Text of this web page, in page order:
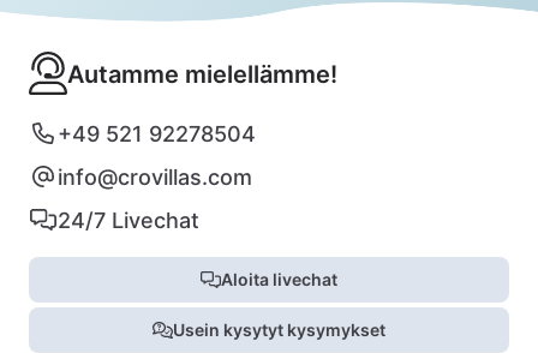
Autamme mielellämme!
+49 521 92278504
info@crovillas.com
24/7 Livechat
Aloita livechat
Usein kysytyt kysymykset